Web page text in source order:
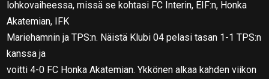
lohkovaiheessa, missä se kohtasi FC Interin, EIF:n, Honka
Akatemian, IFK
Mariehamnin ja TPS:n. Näistä Klubi 04 pelasi tasan 1-1 TPS:n
kanssa ja
voitti 4-0 FC Honka Akatemian. Ykkönen alkaa kahden viikon